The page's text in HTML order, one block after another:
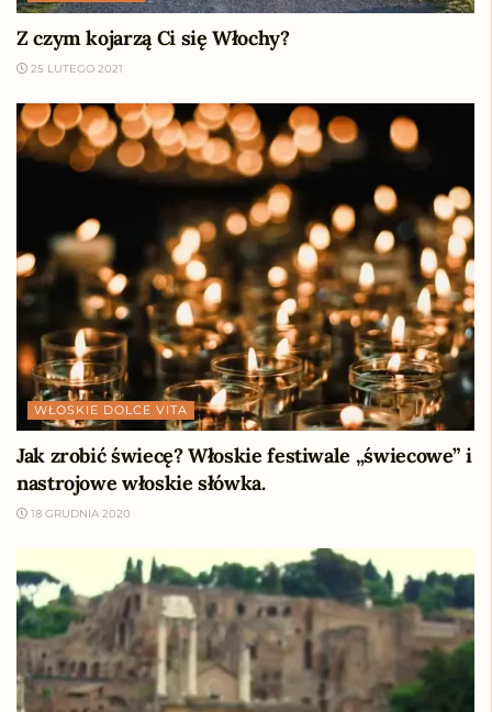
Z czym kojarzą Ci się Włochy?
25 LUTEGO 2021
WŁOSKIE DOLCE VITA
Jak zrobić świecę? Włoskie festiwale „świecowe” i
nastrojowe włoskie słówka.
18 GRUDNIA 2020